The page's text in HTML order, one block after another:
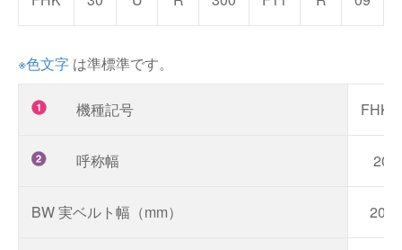
※色文字 は準標準です。
機種記号 FHK
呼称幅 20
BW 実ベルト幅（mm） 200